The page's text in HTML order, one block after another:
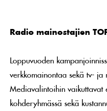
Radio mainostajien
Loppuvuoden
verkkomainontaa sekä tv- ja
Mediavalintoihin vaikuttavat
kohderyhmässä sekä